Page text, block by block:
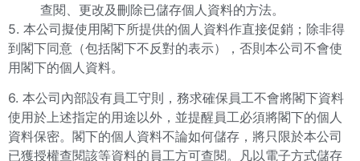
查閱、更改及刪除已儲存個人資料的方法。
5. 本公司擬使用閣下所提供的個人資料作直接促銷；除非得
到閣下同意（包括閣下不反對的表示），否則本公司不會使
用閣下的個人資料。
6. 本公司內部設有員工守則，務求確保員工不會將閣下資料
使用於上述指定的用途以外，並提醒員工必須將閣下的個人
資料保密。閣下的個人資料不論如何儲存，將只限於本公司
已獲授權查閱該等資料的員工方可查閱。凡以電子方式儲存